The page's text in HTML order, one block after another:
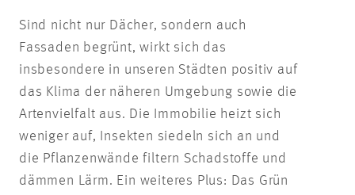
Sind nicht nur Dächer, sondern auch
Fassaden begrünt, wirkt sich das
insbesondere in unseren Städten positiv auf
das Klima der näheren Umgebung sowie die
Artenvielfalt aus. Die Immobilie heizt sich
weniger auf, Insekten siedeln sich an und
die Pflanzenwände filtern Schadstoffe und
dämmen Lärm. Ein weiteres Plus: Das Grün